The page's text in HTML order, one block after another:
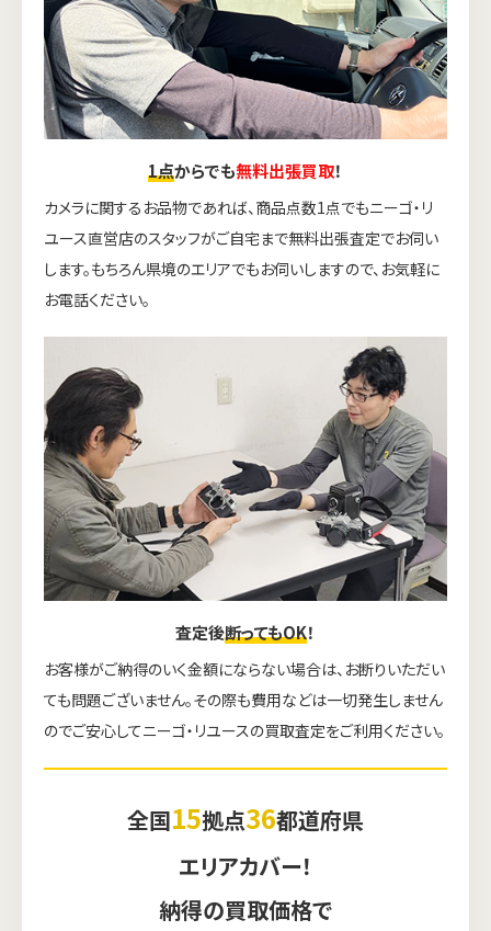
1点からでも無料出張買取！
カメラに関するお品物であれば、商品点数1点でもニーゴ・リ
ユース直営店のスタッフがご自宅まで無料出張査定でお伺い
します。もちろん県境のエリアでもお伺いしますので、お気軽に
お電話ください。
査定後断ってもOK！
お客様がご納得のいく金額にならない場合は、お断りいただい
ても問題ございません。その際も費用などは一切発生しません
のでご安心してニーゴ・リユースの買取査定をご利用ください。
全国15拠点36都道府県
エリアカバー！
納得の買取価格で